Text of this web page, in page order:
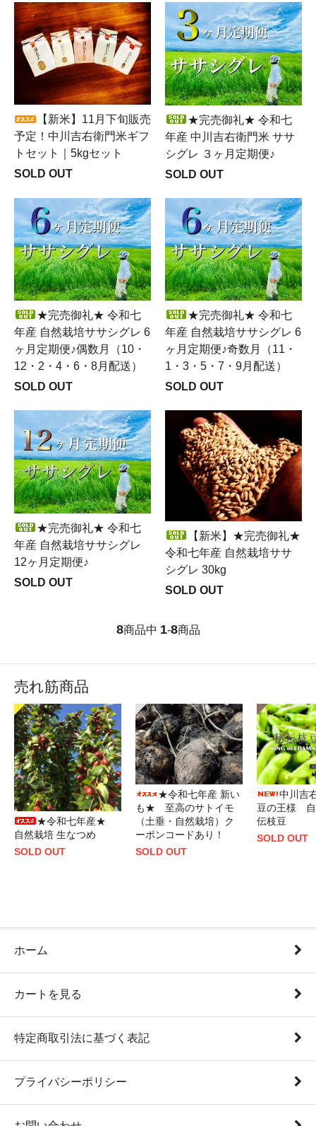
【新米】11月下旬販売
予定！中川吉右衛門米ギフ
トセット｜5kgセット
SOLD OUT
★完売御礼★ 令和七
年産 中川吉右衛門米 ササ
シグレ ３ヶ月定期便♪
SOLD OUT
★完売御礼★ 令和七
年産 自然栽培ササシグレ 6
ヶ月定期便♪偶数月（10・
12・2・4・6・8月配送）
SOLD OUT
★完売御礼★ 令和七
年産 自然栽培ササシグレ 6
ヶ月定期便♪奇数月（11・
1・3・5・7・9月配送）
SOLD OUT
★完売御礼★ 令和七
年産 自然栽培ササシグレ
12ヶ月定期便♪
SOLD OUT
【新米】★完売御礼★
令和七年産 自然栽培ササ
シグレ 30kg
SOLD OUT
8商品中 1-8商品
売れ筋商品
★令和七年産★
自然栽培 生なつめ
SOLD OUT
★令和七年産 新い
も★ 至高のサトイモ
（土垂・自然栽培）ク
ーポンコードあり！
SOLD OUT
中川吉
豆の王様 自
伝枝豆
SOLD OUT
ホーム
カートを見る
特定商取引法に基づく表記
プライバシーポリシー